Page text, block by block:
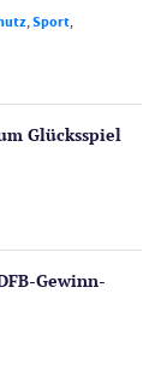
,Sport,
Glücksspiel
Gewinn­